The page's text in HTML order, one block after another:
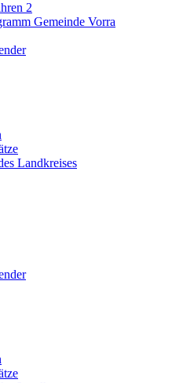
2
Gemeinde Vorra
Landkreises